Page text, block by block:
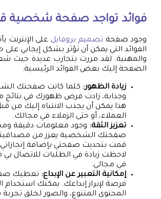
فوائد تواجد صفحة شخصية
وجود صفحة تصميم بروفايل على الإنترنت
الفوائد التي يمكن أن تؤثر بشكل إيجابي
والمهنية. لقد مررت بتجارب عديدة حيث
الصفحة إليك بعض الفوائد الرئيسية:
زيادة الظهور: كلما كانت صفحتك
وجذابة، زادت فرص ظهورك في نتائج
هذا يمكن أن يجذب الانتباه إليك من
العملاء، أو حتى الزملاء في مجالك.
تعزيز الثقة: وجود معلومات دقيقة
صفحتك الشخصية يعزز من
قمت بتحديث صفحتي بإضافة إنجازاتي
لاحظت زيادة في الطلبات للاتصال
في مجالي.
إمكانية التعبير عن الإبداع: تعطيك
فرصة لإبراز إبداعك. يمكنك استخدام
المحتوى المتنوع، والصور لخلق